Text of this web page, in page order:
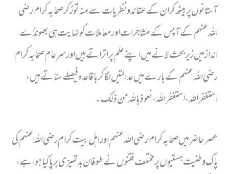
آستانوں پر بیٹھ کر ان کے عقائد و نظریات سے منہ توڑ کر صحابہ کرام رضی
اللہ عنہم کے آپس کے مشاجرات اور معاملات کو نہایت ہی بھونڈے
انداز میں زیر بحث لانے میں اپنے علم پر اتراتے ہیں اور سر عام صحابہ کرام
رضی اللہ عنہم کے بارے میں عدالتیں لگا کر باقاعدہ فیصلے سناتے ہیں،
استغفر اللہ، استغفر اللہ، نعوذ باللہ من ذلک۔
عصر حاضر میں صحابہ کرام رضی اللہ عنہم اور اہل بیت کرام رضی اللہ عنہم کی
پاک وطنیت ہستیوں پر مختلف فتنوں نے طوفان بدتمیزی برپا کیا ہوا ہے،